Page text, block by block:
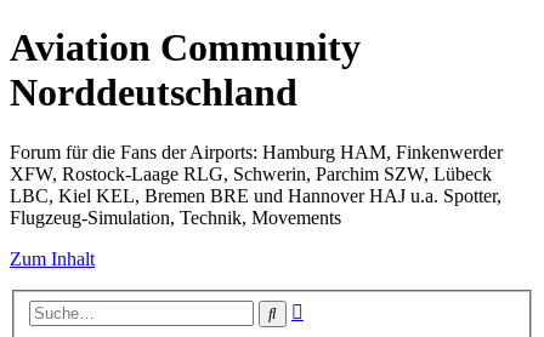
Aviation Community
Norddeutschland
Forum für die Fans der Airports: Hamburg HAM, Finkenwerder
XFW, Rostock-Laage RLG, Schwerin, Parchim SZW, Lübeck
LBC, Kiel KEL, Bremen BRE und Hannover HAJ u.a. Spotter,
Flugzeug-Simulation, Technik, Movements
Zum Inhalt
Suche